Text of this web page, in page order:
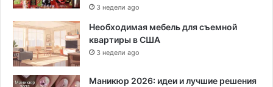
3 недели ago
Необходимая мебель для съемной
квартиры в США
3 недели ago
Маникюр 2026: идеи и лучшие решения